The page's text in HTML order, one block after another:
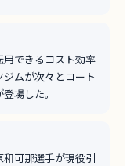
できるコスト効率
ムが次々とコート
場した。
可那選手が現役引